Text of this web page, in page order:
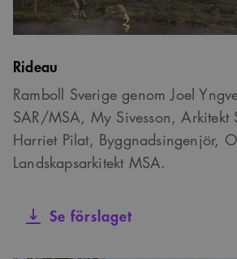
Rideau
Ramboll Sverige genom Joel
SAR/MSA, My Sivesson, Arkitekt
Harriet Pilat, Byggnadsingenjör,
Landskapsarkitekt MSA.
Se förslaget